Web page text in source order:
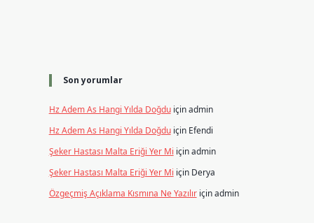
Son yorumlar
Hz Adem As Hangi Yılda Doğduiçinadmin
Hz Adem As Hangi Yılda Doğduiçin Efendi
Şeker Hastası Malta Eriği Yer Mi içinadmin
Şeker Hastası Malta Eriği Yer Mi için Derya
Özgeçmiş Açıklama Kısmına Ne Yazılıriçinadmin